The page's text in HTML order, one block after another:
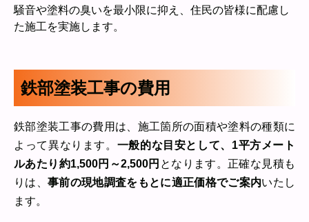
騒音や塗料の臭いを最小限に抑え、住民の皆様に配慮し
た施工を実施します。
鉄部塗装工事の費用
鉄部塗装工事の費用は、施工箇所の面積や塗料の種類に
よって異なります。 一般的な目安として、1平方メート
ルあたり約1,500円～2,500円 となります。正確な見積も
りは、 事前の現地調査をもとに適正価格でご案内いたし
ます。